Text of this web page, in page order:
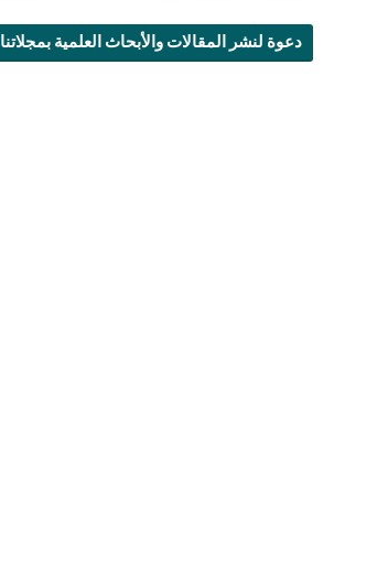
دعوة لنشر المقالات والأبحاث العلمية بمجلاتنا